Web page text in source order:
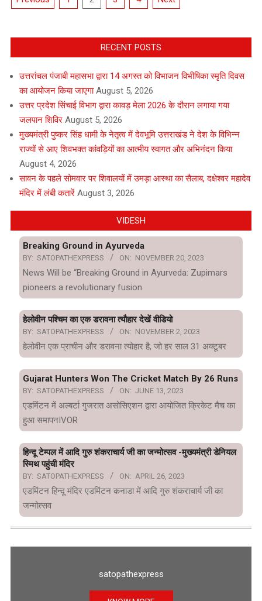
RECENT POSTS
उत्तरांचल पंजाबी महासभा द्वारा 14 अगस्त को विभाजन विभीषिका स्मृति दिवस
का आयोजन किया जाएगा August 5, 2026
उत्तर प्रदेश सिंचाई विभाग द्वारा कावड़ मेला 2026 के दौरान लगाया गया
जलपान शिविर August 5, 2026
मुख्यमंत्री पुष्कर सिंह धामी के नेतृत्व में देवभूमि उत्तराखंड ने देश के विभिन्न
राज्यों से आए शिवभक्त कांवड़ियों का आत्मीय स्वागत और अभिनंदन किया
August 4, 2026
सावन के पहले सोमवार पर शिवालयों में उमड़ा आस्था का सैलाब, दक्षेश्वर महादेव
मंदिर में लंबी कतारें August 3, 2026
VIDESH
Breaking Ground in Ayurveda
BY: SATOPATHEXPRESS ON: NOVEMBER 20, 2023
News Will be “Breaking Ground in Ayurveda: Zupimars
pioneers a revolutionary fusion
हेलोवीन पश्चिम का एक डरावना त्यौहार देखें वीडियो
BY: SATOPATHEXPRESS ON: NOVEMBER 2, 2023
हेलोवीन एक प्राचीन और डरावना त्योहार है, जो हर साल 31 अक्टूबर
Gujarat Hunters Won The Cricket Match By 26 Runs
BY: SATOPATHEXPRESS ON: JUNE 13, 2023
एडमिंटन में अल्बर्टा गुजरात असोसिएशन द्वारा आयोजित क्रिकेट मैच का
हुआ समापनIVOR
हिन्दू टेम्पल में आदि गुरु शंकराचार्य जी का जन्मोत्सव -मुख्यमंत्री डेनियल
स्मिथ पहुंची मंदिर
BY: SATOPATHEXPRESS ON: APRIL 26, 2023
एडमिंटन हिन्दू मंदिर एडमिंटन कनाडा में आदि गुरु शंकराचार्य जी का
जन्मोत्सव
satopathexpress